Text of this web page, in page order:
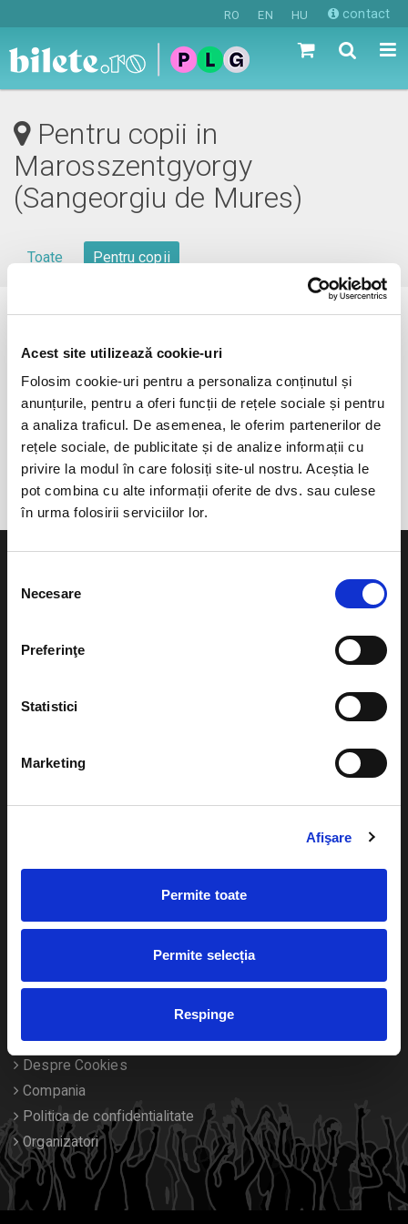
Acest site utilizează cookie-uri
Folosim cookie-uri pentru a personaliza conținutul și
anunțurile, pentru a oferi funcții de rețele sociale și pentru
a analiza traficul. De asemenea, le oferim partenerilor de
rețele sociale, de publicitate și de analize informații cu
privire la modul în care folosiți site-ul nostru. Aceștia le
pot combina cu alte informații oferite de dvs. sau culese
în urma folosirii serviciilor lor.
consimțământului
Necesare
Preferinţe
Statistici
Marketing
Afişare
Permite toate
Permite selecția
Respinge
RO EN HU contact
Pentru copii in
Marosszentgyorgy
(Sangeorgiu de Mures)
Toate Pentru copii
revino mai tarziu
Marosszentgyorgy (Sangeorgiu de Mures)
Returnare bilete
Concerte si
Sport
Cultura
Calendar
Termeni si conditii
Despre Cookies
Compania
Politica de confidentialitate
Organizatori